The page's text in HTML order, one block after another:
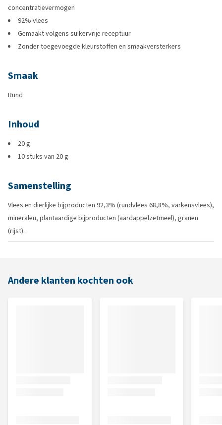
concentratievermogen
92% vlees
Gemaakt volgens suikervrije receptuur
Zonder toegevoegde kleurstoffen en smaakversterkers
Smaak
Rund
Inhoud
20 g
10 stuks van 20 g
Samenstelling
Vlees en dierlijke bijproducten 92,3% (rundvlees 68,8%, varkensvlees),
mineralen, plantaardige bijproducten (aardappelzetmeel), granen
(rijst).
Andere klanten kochten ook